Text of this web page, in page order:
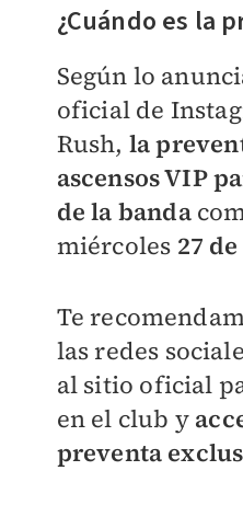
¿Cuándo es la
Según lo
oficial de
Rush, la
ascensos VIP
de la banda
miércoles 27
Te
las redes
al sitio oficial
en el club y
preventa